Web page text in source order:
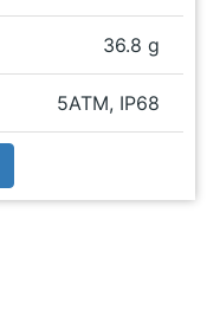
36.8 g
5ATM, IP68